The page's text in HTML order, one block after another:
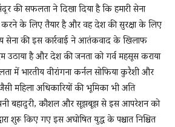
की सफलता ने दिखा दिया है कि हमारी सेना
करने के लिए तैयार है और वह देश की सुरक्षा के लिए
सेना की इस कार्रवाई ने आतंकवाद के खिलाफ
है और देश की जनता को गर्व महसूस कराया
में भारतीय वीरांगना कर्नल सोफिया कुरैशी और
महिला अधिकारियों की भूमिका भी अति
बहादुरी, कौशल और सूझबूझ से इस आपरेशन को
शुरू किए गए इस अघोषित युद्ध के पश्चात निश्चित